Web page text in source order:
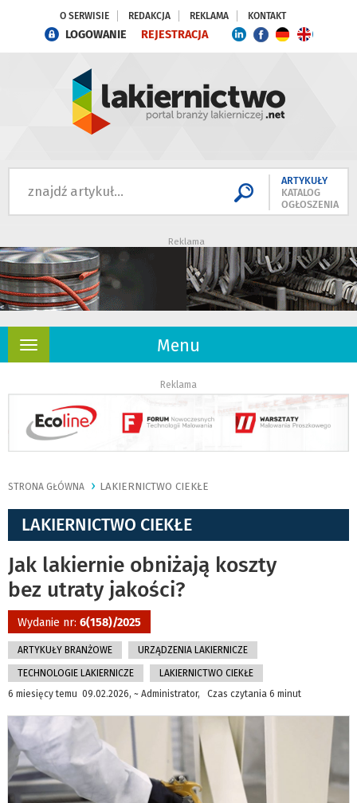
O SERWISIE REDAKCJA REKLAMA KONTAKT
LOGOWANIE REJESTRACJA
ARTYKUŁY
KATALOG
OGŁOSZENIA
Reklama
Menu
Rozwiń
Reklama
STRONA GŁÓWNA LAKIERNICTWO CIEKŁE
LAKIERNICTWO CIEKŁE
Jak lakiernie obniżają koszty
bez utraty jakości?
Wydanie nr: 6(158)/2025
ARTYKUŁY BRANŻOWE URZĄDZENIA LAKIERNICZE
TECHNOLOGIE LAKIERNICZE
LAKIERNICTWO CIEKŁE
6 miesięcy temu 09.02.2026, ~ Administrator, Czas czytania 6 minut